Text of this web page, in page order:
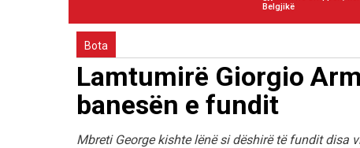
Belgjikë
Bota
Lamtumirë Giorgio
banesën e fundit
Mbreti George kishte lënë si dëshirë të fundit disa